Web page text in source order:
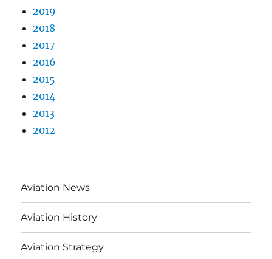
2019
2018
2017
2016
2015
2014
2013
2012
Aviation News
Aviation History
Aviation Strategy